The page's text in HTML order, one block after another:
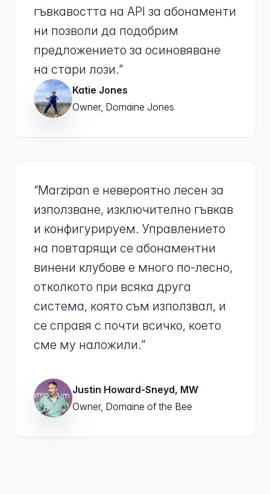
гъвкавостта на API за абонаменти
ни позволи да подобрим
предложението за осиновяване
на стари лози.”
Katie Jones
Owner, Domaine Jones
“Marzipan е невероятно лесен за
използване, изключително гъвкав
и конфигурируем. Управлението
на повтарящи се абонаментни
винени клубове е много по-лесно,
отколкото при всяка друга
система, която съм използвал, и
се справя с почти всичко, което
сме му наложили.”
Justin Howard-Sneyd, MW
Owner, Domaine of the Bee